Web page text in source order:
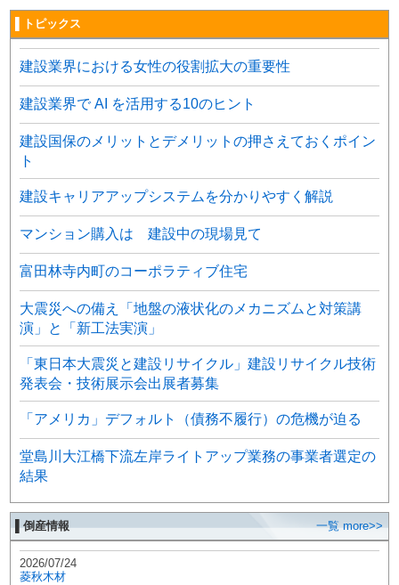
▌トピックス
建設業界における女性の役割拡大の重要性
建設業界で AI を活用する10のヒント
建設国保のメリットとデメリットの押さえておくポイン
ト
建設キャリアアップシステムを分かりやすく解説
マンション購入は 建設中の現場見て
富田林寺内町のコーポラティブ住宅
大震災への備え「地盤の液状化のメカニズムと対策講
演」と「新工法実演」
「東日本大震災と建設リサイクル」建設リサイクル技術
発表会・技術展示会出展者募集
「アメリカ」デフォルト（債務不履行）の危機が迫る
堂島川大江橋下流左岸ライトアップ業務の事業者選定の
結果
▌倒産情報 一覧 more>>
2026/07/24
菱秋木材